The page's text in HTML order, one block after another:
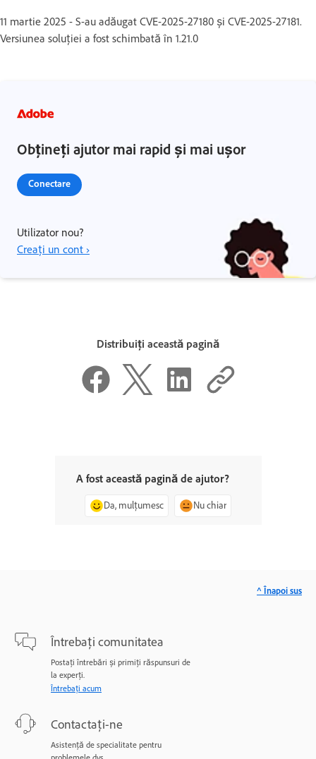
11 martie 2025 - S-au adăugat CVE-2025-27180 și CVE-2025-27181.
Versiunea soluției a fost schimbată în 1.21.0
Obțineți ajutor mai rapid și mai ușor
Conectare
Utilizator nou?
Creați un cont ›
Distribuiți această pagină
A fost această pagină de ajutor?
Da, mulțumesc Nu chiar
Întrebați comunitatea
Postați întrebări și primiți răspunsuri de
la experți.
Întrebați acum
Contactați-ne
Asistență de specialitate pentru
^ Înapoi sus